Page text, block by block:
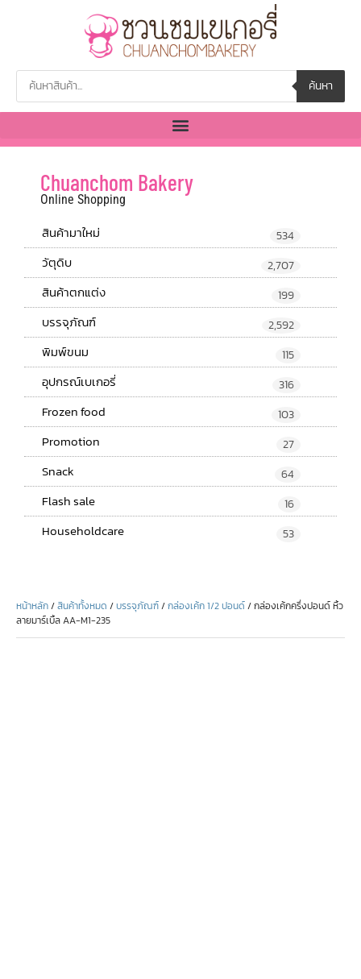
ค้นหา
Chuanchom Bakery
Online Shopping
สินค้ามาใหม่ 534
วัตุดิบ 2,707
สินค้าตกแต่ง 199
บรรจุภัณฑ์ 2,592
พิมพ์ขนม 115
อุปกรณ์เบเกอรี่ 316
Frozen food 103
Promotion 27
Snack 64
Flash sale 16
Householdcare 53
หน้าหลัก/สินค้าทั้งหมด /บรรจุภัณฑ์/กล่องเค้ก 1/2 ปอนด์/ กล่องเค้กครึ่งปอนด์ หิ้ว
ลายมาร์เบิ้ล AA-M1-235